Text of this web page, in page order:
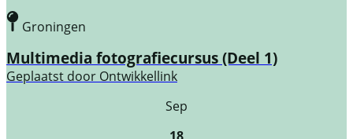
Groningen
Multimedia fotografiecursus (Deel 1)
Geplaatst door Ontwikkellink
Sep